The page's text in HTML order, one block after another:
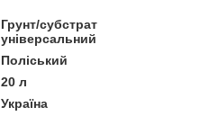
Грунт/субстрат
універсальний
Поліський
20 л
Україна